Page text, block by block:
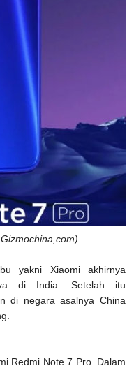
yakni Xiaomi akhirnya
di India. Setelah itu
di negara asalnya China
Redmi Note 7 Pro. Dalam